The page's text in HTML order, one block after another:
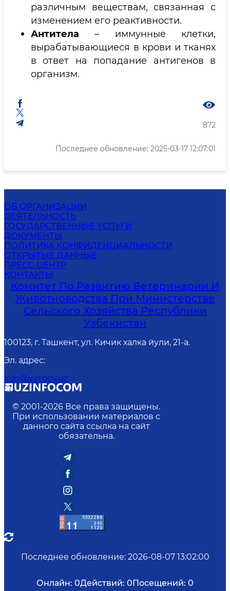
различным веществам, связанная с
изменением его реактивности.
Антитела – иммунные клетки,
вырабатывающиеся в крови и тканях
в ответ на попадание антигенов в
организм.
872
Последнее обновление: 2025-03-17 12:07:01
ОБ ОРГАНИЗАЦИИ
ДЕЯТЕЛЬНОСТЬ
ГОСУДАРСТВЕННЫЕ УСЛУГИ
ДОКУМЕНТЫ
ПОЛИТИКА КОНФИДЕНЦИАЛЬНОСТИ
ОТКРЫТЫЕ ДАННЫЕ
ПРЕСС-ЦЕНТР
КОНТАКТЫ
Комитет По Развитию Ветеринарии И
Животноводства При Министерстве
Сельского Хозяйства Республики
Узбекистан
100123, г. Ташкент, ул. Кичик халка йули, 21-а.
Эл. адрес:
info@vetgov.uz
© 2001-2026 Все права защищены.
При использовании материалов с
данного сайта ссылка на сайт
обязательна.
Последнее обновление: 2026-08-07 13:02:00
Онлайн: 0Действий: 0Посещений: 0